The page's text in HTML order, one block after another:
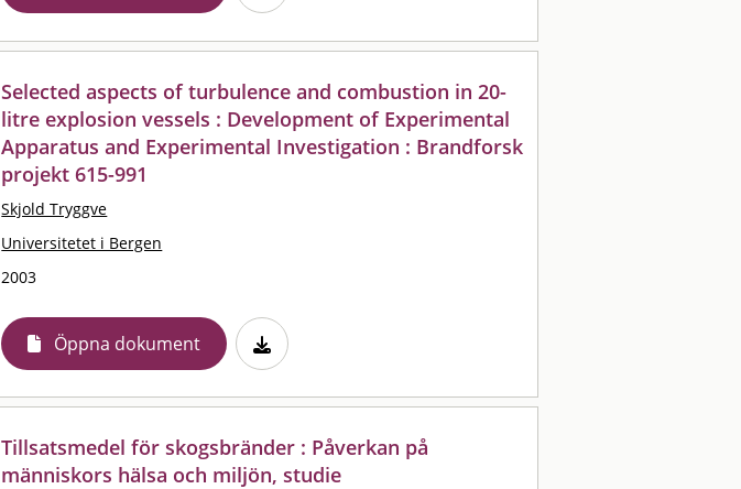
Selected aspects of turbulence and combustion in 20-
litre explosion vessels : Development of Experimental
Apparatus and Experimental Investigation : Brandforsk
projekt 615-991
Skjold Tryggve
Universitetet i Bergen
2003
Öppna dokument
Tillsatsmedel för skogsbränder : Påverkan på
människors hälsa och miljön, studie